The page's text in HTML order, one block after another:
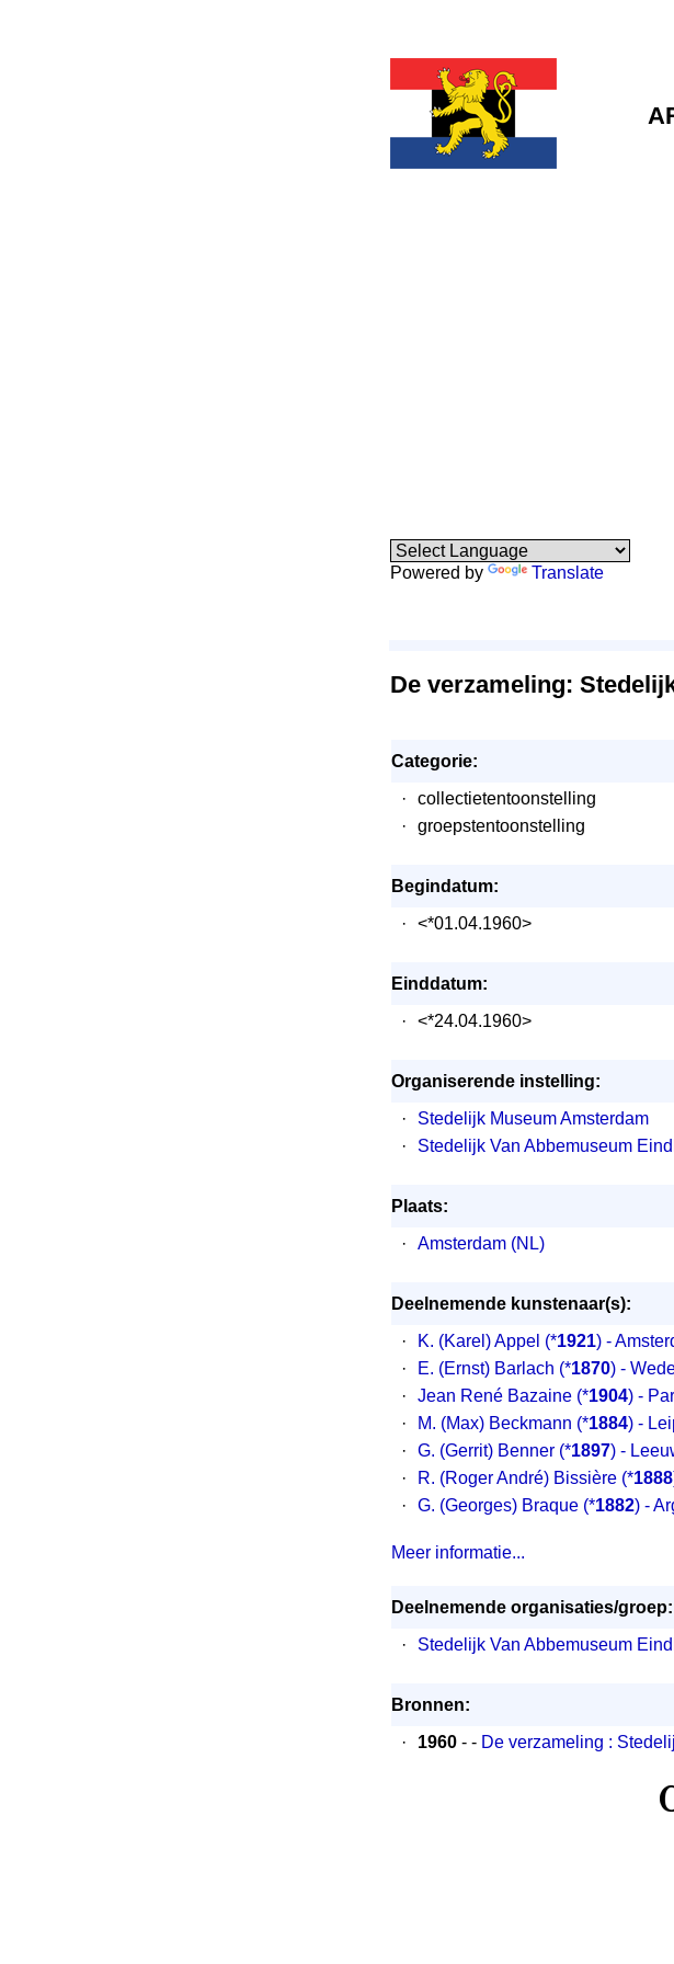
Powered by Translate
De verzameling:
Categorie:
·
collectietentoonstelling
·
groepstentoonstelling
Begindatum:
·
<*01.04.1960>
Einddatum:
·
<*24.04.1960>
Organiserende instelling:
·
Stedelijk Museum Amsterdam
·
Stedelijk Van Abbemuseum
Plaats:
·
Amsterdam (NL)
Deelnemende kunstenaar(s):
·
K. (Karel) Appel (*1921) -
·
E. (Ernst) Barlach (*1870) -
·
Jean René Bazaine (*1904) -
·
M. (Max) Beckmann (*1884) -
·
G. (Gerrit) Benner (*1897) -
·
R. (Roger André) Bissière (*1888
·
G. (Georges) Braque (*1882) -
Meer informatie...
Deelnemende organisaties/groep:
·
Stedelijk Van Abbemuseum
Bronnen:
·
1960 - - De verzameling :